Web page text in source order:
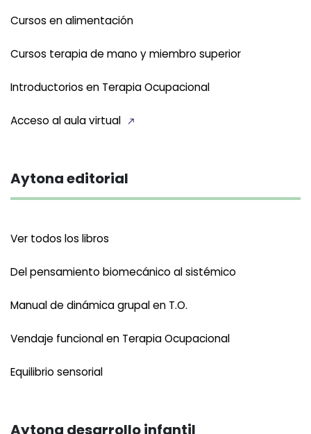
Cursos en alimentación
Cursos terapia de mano y miembro superior
Introductorios en Terapia Ocupacional
Acceso al aula virtual
Aytona editorial
Ver todos los libros
Del pensamiento biomecánico al sistémico
Manual de dinámica grupal en T.O.
Vendaje funcional en Terapia Ocupacional
Equilibrio sensorial
Aytona desarrollo infantil